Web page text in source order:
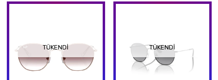
TÜKENDI TÜKENDI